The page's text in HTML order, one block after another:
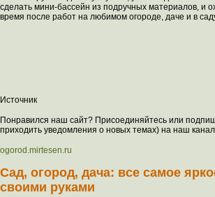
сделать мини-бассейн из подручных материалов, и
время после работ на любимом огороде, даче и в
Источник
Понравился наш сайт? Присоединяйтесь или
приходить уведомления о новых темах) на наш
ogorod.mirtesen.ru
Сад, огород, дача: все самое
своими руками